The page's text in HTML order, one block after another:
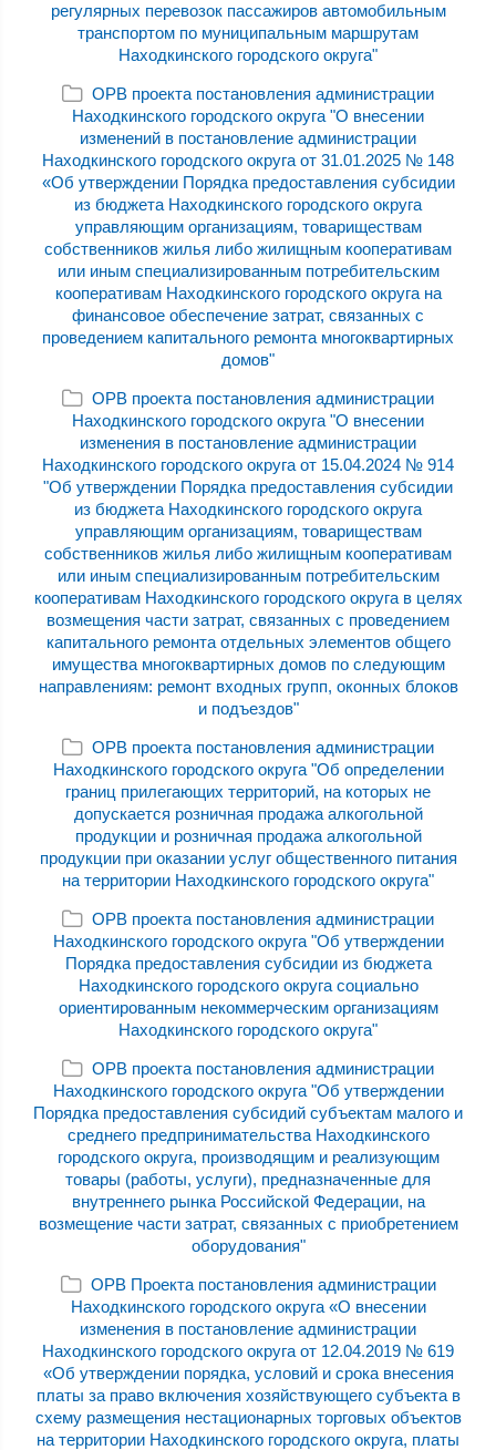
регулярных перевозок пассажиров автомобильным
транспортом по муниципальным маршрутам
Находкинского городского округа"
ОРВ проекта постановления администрации
Находкинского городского округа "О внесении
изменений в постановление администрации
Находкинского городского округа от 31.01.2025 № 148
«Об утверждении Порядка предоставления субсидии
из бюджета Находкинского городского округа
управляющим организациям, товариществам
собственников жилья либо жилищным кооперативам
или иным специализированным потребительским
кооперативам Находкинского городского округа на
финансовое обеспечение затрат, связанных с
проведением капитального ремонта многоквартирных
домов"
ОРВ проекта постановления администрации
Находкинского городского округа "О внесении
изменения в постановление администрации
Находкинского городского округа от 15.04.2024 № 914
"Об утверждении Порядка предоставления субсидии
из бюджета Находкинского городского округа
управляющим организациям, товариществам
собственников жилья либо жилищным кооперативам
или иным специализированным потребительским
кооперативам Находкинского городского округа в целях
возмещения части затрат, связанных с проведением
капитального ремонта отдельных элементов общего
имущества многоквартирных домов по следующим
направлениям: ремонт входных групп, оконных блоков
и подъездов"
ОРВ проекта постановления администрации
Находкинского городского округа "Об определении
границ прилегающих территорий, на которых не
допускается розничная продажа алкогольной
продукции и розничная продажа алкогольной
продукции при оказании услуг общественного питания
на территории Находкинского городского округа"
ОРВ проекта постановления администрации
Находкинского городского округа "Об утверждении
Порядка предоставления субсидии из бюджета
Находкинского городского округа социально
ориентированным некоммерческим организациям
Находкинского городского округа"
ОРВ проекта постановления администрации
Находкинского городского округа "Об утверждении
Порядка предоставления субсидий субъектам малого и
среднего предпринимательства Находкинского
городского округа, производящим и реализующим
товары (работы, услуги), предназначенные для
внутреннего рынка Российской Федерации, на
возмещение части затрат, связанных с приобретением
оборудования"
ОРВ Проекта постановления администрации
Находкинского городского округа «О внесении
изменения в постановление администрации
Находкинского городского округа от 12.04.2019 № 619
«Об утверждении порядка, условий и срока внесения
платы за право включения хозяйствующего субъекта в
схему размещения нестационарных торговых объектов
на территории Находкинского городского округа, платы